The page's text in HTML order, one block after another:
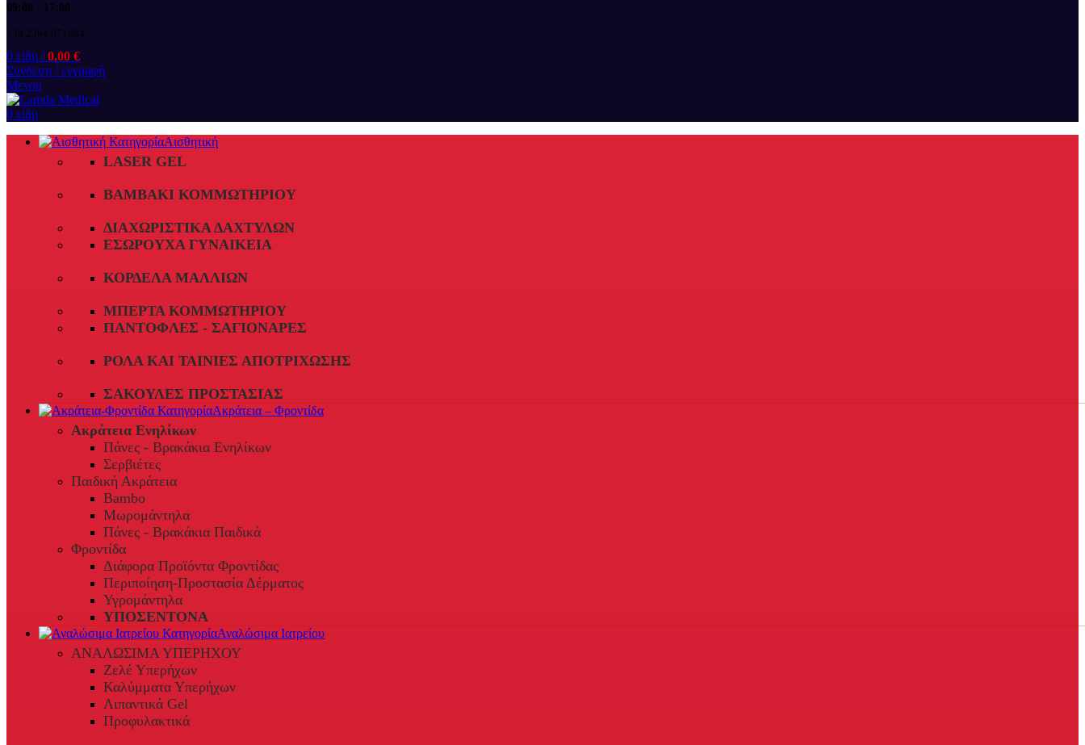
09:00 - 17:00
+30 2394 071684
0 είδη / 0.00 €
Σύνδεση / εγγραφή
Μενού
0 είδη
Αισθητική
LASER GEL
ΒΑΜΒΆΚΙ ΚΟΜΜΩΤΗΡΊΟΥ
ΔΙΑΧΩΡΙΣΤΙΚΆ ΔΑΧΤΎΛΩΝ
ΕΣΏΡΟΥΧΑ ΓΥΝΑΙΚΕΊΑ
ΚΟΡΔΈΛΑ ΜΑΛΛΙΏΝ
ΜΠΈΡΤΑ ΚΟΜΜΩΤΗΡΊΟΥ
ΠΑΝΤΌΦΛΕΣ - ΣΑΓΙΟΝΆΡΕΣ
ΡΟΛΆ ΚΑΙ ΤΑΙΝΊΕΣ ΑΠΟΤΡΊΧΩΣΗΣ
ΣΑΚΟΎΛΕΣ ΠΡΟΣΤΑΣΊΑΣ
Ακράτεια – Φροντίδα
Ακράτεια Ενηλίκων
Πάνες - Βρακάκια Ενηλίκων
Σερβιέτες
Παιδική Ακράτεια
Bambo
Μωρομάντηλα
Πάνες - Βρακάκια Παιδικά
Φροντίδα
Διάφορα Προϊόντα Φροντίδας
Περιποίηση-Προστασία Δέρματος
Υγρομάντηλα
ΥΠΟΣΕΝΤΟΝΑ
Αναλώσιμα Ιατρείου
ΑΝΑΛΩΣΙΜΑ ΥΠΕΡΗΧΟΥ
Ζελέ Υπερήχων
Καλύμματα Υπερήχων
Λιπαντικά Gel
Προφυλακτικά